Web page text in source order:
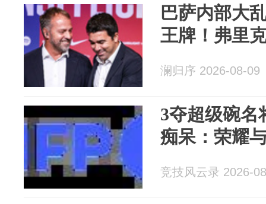
巴萨内部大
王牌！弗里
澜归序 2026-08-09
3夺超级碗名
痴呆：荣耀
竞技风云录 2026-